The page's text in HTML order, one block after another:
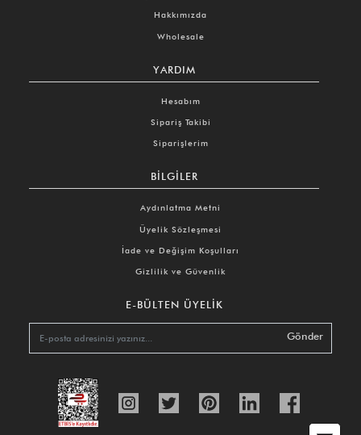
Hakkımızda
Wholesale
YARDIM
Hesabım
Sipariş Takibi
Siparişlerim
BILGILER
Aydınlatma Metni
Üyelik Sözleşmesi
İade ve Değişim Koşulları
Gizlilik ve Güvenlik
E-BÜLTEN ÜYELIK
Gönder